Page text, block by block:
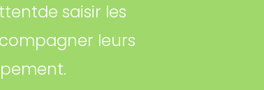
saisir les
leurs